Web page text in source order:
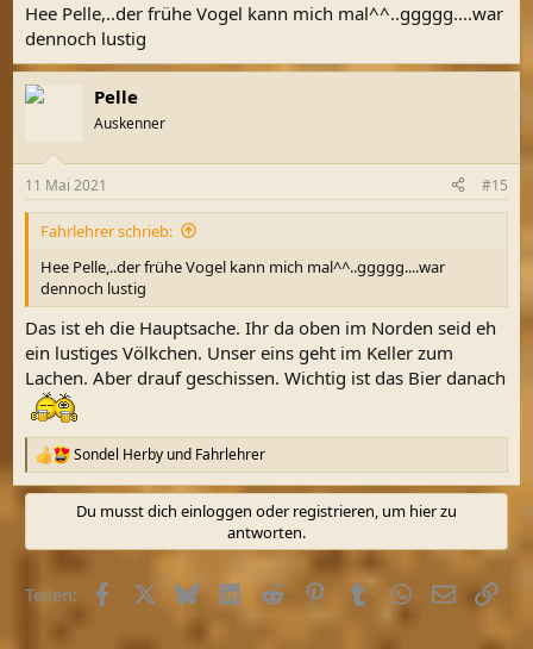
:
Hee Pelle,..der frühe Vogel kann mich mal^^..ggggg....war
dennoch lustig
Pelle
Auskenner
11 Mai 2021 #15
Fahrlehrer schrieb:
Hee Pelle,..der frühe Vogel kann mich mal^^..ggggg....war
dennoch lustig
Das ist eh die Hauptsache. Ihr da oben im Norden seid eh
ein lustiges Völkchen. Unser eins geht im Keller zum
Lachen. Aber drauf geschissen. Wichtig ist das Bier danach
R
e
a
n
Sondel Herby und Fahrlehrer
Du musst dich einloggen oder registrieren, um hier zu
antworten.
Teilen: FacebookX (Twitter)
BlueskyLinkedInReddit PinterestTumblrWhatsApp
E-MailLink